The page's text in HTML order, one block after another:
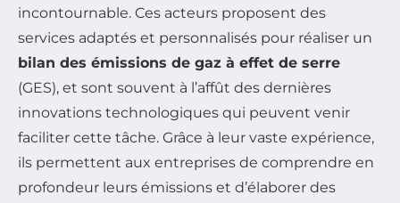
incontournable. Ces acteurs proposent des
services adaptés et personnalisés pour réaliser un
bilan des émissions de gaz à effet de serre
(GES), et sont souvent à l’affût des dernières
innovations technologiques qui peuvent venir
faciliter cette tâche. Grâce à leur vaste expérience,
ils permettent aux entreprises de comprendre en
profondeur leurs émissions et d’élaborer des